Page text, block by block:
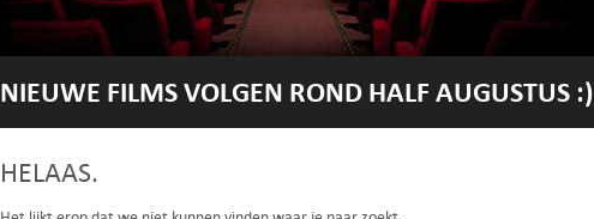
NIEUWE FILMS VOLGEN ROND HALF AUGUSTUS :)
HELAAS.